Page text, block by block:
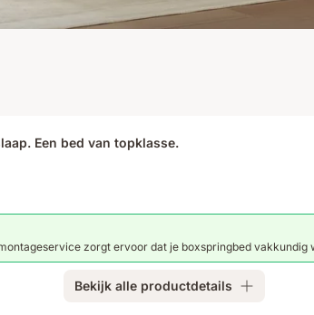
Een bed van topklasse.
zorgt ervoor dat je boxspringbed
Bekijk alle productdetails